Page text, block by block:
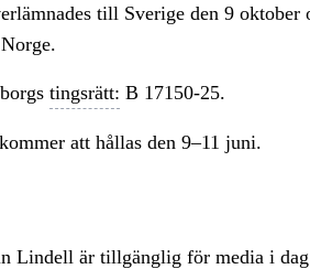
till Sverige den 9 oktober
tingsrätt: B 17150-25.
att hållas den 9–11 juni.
Lindell är tillgänglig för media i